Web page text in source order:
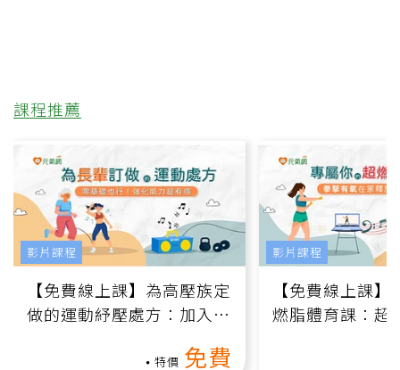
課程推薦
【免費線上課】為高壓族定
做的運動紓壓處方：加入行
特價 免費
影片課程
【免費線上課
燃脂體育課：超
影片課程